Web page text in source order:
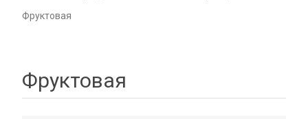
Фруктовая
Фруктовая